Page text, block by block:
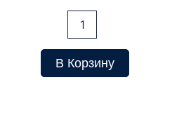
система
эвакуации
В Корзину